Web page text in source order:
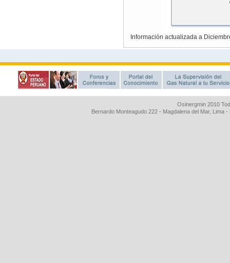
Osinergmin 2010
Bernardo Monteagudo 222 - Magdalena del Mar, Lima